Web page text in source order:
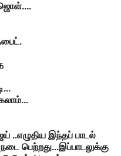
..எழுதிய இந்தப் பாடல்
பெற்றது...இப்பாடலுக்கு